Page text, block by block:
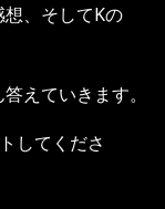
、そしてKの
えていきます。
してくださ